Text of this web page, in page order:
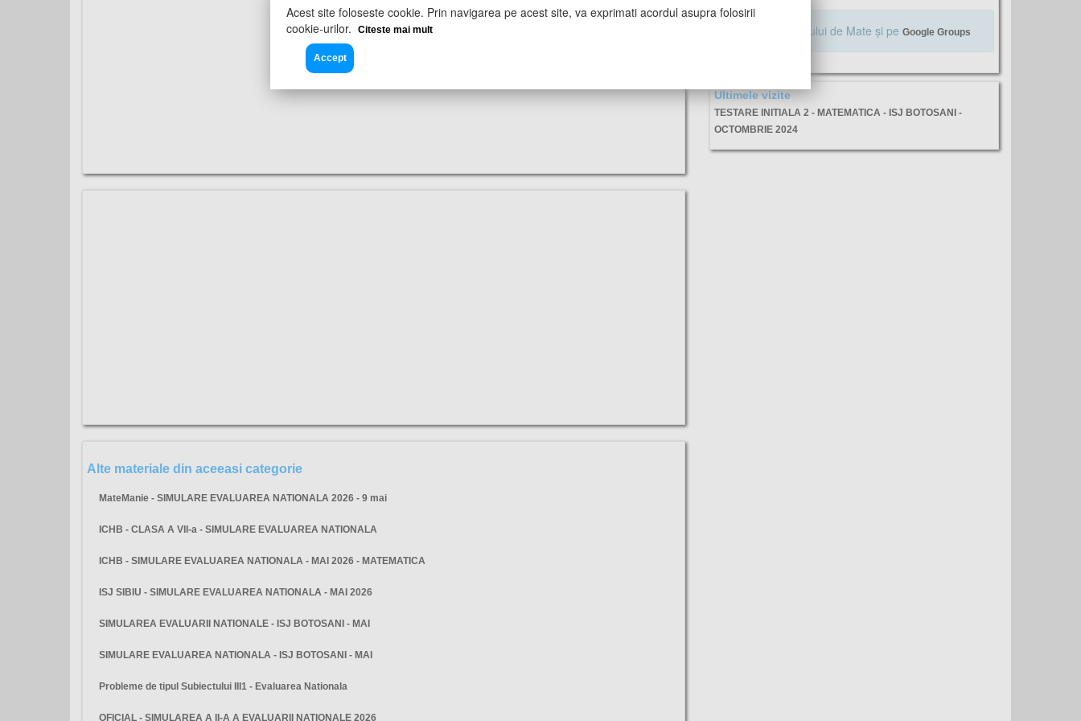
Alte materiale din aceeasi categorie
MateManie - SIMULARE EVALUAREA NATIONALA 2026 - 9 mai
ICHB - CLASA A VII-a - SIMULARE EVALUAREA NATIONALA
ICHB - SIMULARE EVALUAREA NATIONALA - MAI 2026 - MATEMATICA
ISJ SIBIU - SIMULARE EVALUAREA NATIONALA - MAI 2026
SIMULAREA EVALUARII NATIONALE - ISJ BOTOSANI - MAI
SIMULARE EVALUAREA NATIONALA - ISJ BOTOSANI - MAI
Probleme de tipul Subiectului III1 - Evaluarea Nationala
OFICIAL - SIMULAREA A II-A A EVALUARII NATIONALE 2026
Alăturaţi-vă Profului de Mate şi pe Google Groups
Ultimele vizite
TESTARE INITIALA 2 - MATEMATICA - ISJ BOTOSANI -
OCTOMBRIE 2024
Acest site foloseste cookie. Prin navigarea pe acest site, va exprimati acordul asupra folosirii
cookie-urilor.
Citeste mai mult
Accept